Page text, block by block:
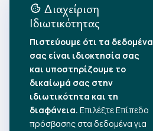
Αρχείο Δημοσιεύσεων
•Αύγουστος 2026
•Ιούλιος 2026
•Ιούνιος 2026
•Μάιος 2026
•Απρίλιος 2026
•Μάρτιος 2026
Διαχείριση
Ιδιωτικότητας
Πιστεύουμε ότι τα δεδομένα
σας είναι ιδιοκτησία σας
και υποστηρίζουμε το
δικαίωμά σας στην
ιδιωτικότητα και τη
διαφάνεια. Επιλέξτε Επίπεδο
πρόσβασης στα δεδομένα για